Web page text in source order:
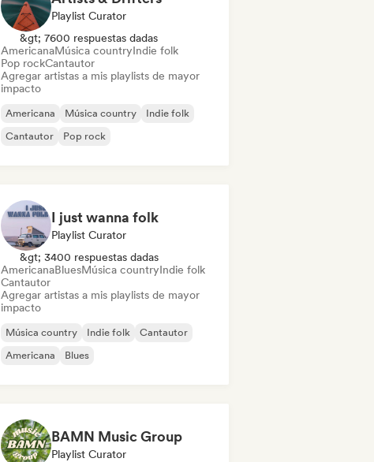
Playlist Curator
&gt; 7600 respuestas dadas
AmericanaMúsica countryIndie folk
Pop rockCantautor
Agregar artistas a mis playlists de mayor
impacto
Americana Música country
Indie folk
Cantautor
Pop rock
I just wanna folk
Playlist Curator
&gt; 3400 respuestas dadas
AmericanaBluesMúsica countryIndie folk
Cantautor
Agregar artistas a mis playlists de mayor
impacto
Música country Indie folk
Cantautor
Americana
Blues
BAMN Music Group
Playlist Curator